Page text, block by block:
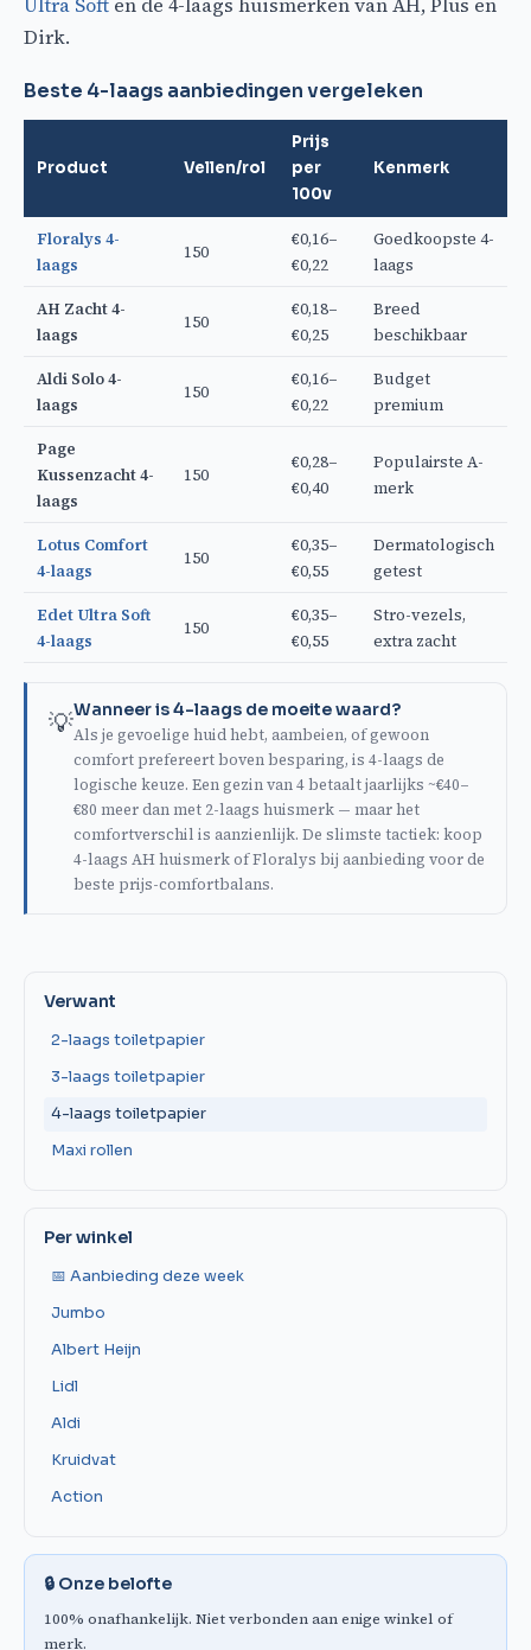
Dirk.
Beste 4-laags aanbiedingen vergeleken
Product Vellen/rol
Prijs
per
100v
Kenmerk
Floralys 4-
laags
150
€0,16–
€0,22
Goedkoopste 4-
laags
AH Zacht 4-
laags
150
€0,18–
€0,25
Breed
beschikbaar
Aldi Solo 4-
laags
150
€0,16–
€0,22
Budget
premium
Page
Kussenzacht 4-
laags
150
€0,28–
€0,40
Populairste A-
merk
Lotus Comfort
4-laags
150
€0,35–
€0,55
Dermatologisch
getest
Edet Ultra Soft
4-laags
150
€0,35–
€0,55
Stro-vezels,
extra zacht
💡Wanneer is 4-laags de moeite waard?
Als je gevoelige huid hebt, aambeien, of gewoon
comfort prefereert boven besparing, is 4-laags de
logische keuze. Een gezin van 4 betaalt jaarlijks ~€40–
€80 meer dan met 2-laags huismerk — maar het
comfortverschil is aanzienlijk. De slimste tactiek: koop
4-laags AH huismerk of Floralys bij aanbieding voor de
beste prijs-comfortbalans.
Verwant
2-laags toiletpapier
3-laags toiletpapier
4-laags toiletpapier
Maxi rollen
Per winkel
📅 Aanbieding deze week
Jumbo
Albert Heijn
Lidl
Aldi
Kruidvat
Action
🔒 Onze belofte
100% onafhankelijk. Niet verbonden aan enige winkel of
merk.